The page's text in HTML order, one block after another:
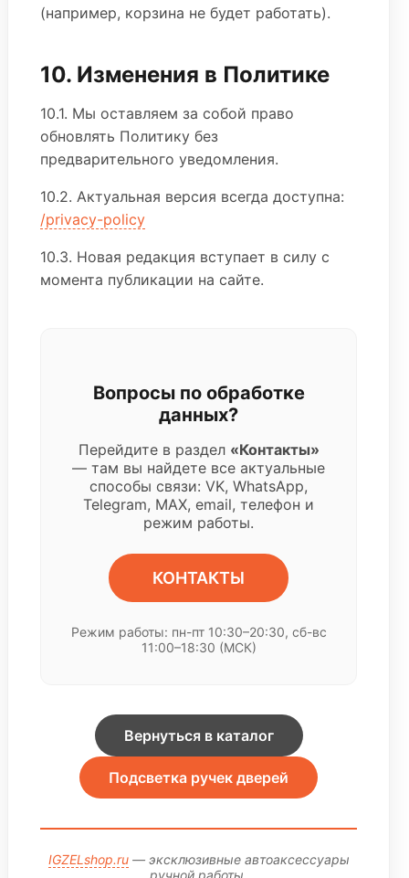
(например, корзина не будет работать).
10. Изменения в Политике
10.1. Мы оставляем за собой право
обновлять Политику без
предварительного уведомления.
10.2. Актуальная версия всегда доступна:
/privacy-policy
10.3. Новая редакция вступает в силу с
момента публикации на сайте.
Вопросы по обработке
данных?
Перейдите в раздел «Контакты»
— там вы найдете все актуальные
способы связи: VK, WhatsApp,
Telegram, MAX, email, телефон и
режим работы.
КОНТАКТЫ
Режим работы: пн-пт 10:30–20:30, сб-вс
11:00–18:30 (МСК)
Вернуться в каталог
Подсветка ручек дверей
IGZELshop.ru— эксклюзивные автоаксессуары
ручной работы.